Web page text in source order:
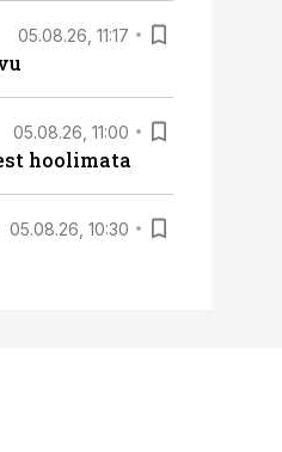
05.08.26, 11:17
05.08.26, 11:00
hoolimata
05.08.26, 10:30